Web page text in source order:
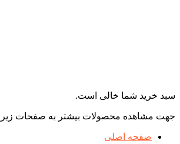
سبد خرید شما خالی است.
جهت مشاهده محصولات بیشتر به صفحات زیر
صفحه اصلی